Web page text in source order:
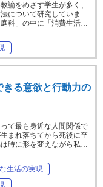
諭をめざす学生が多く、
について研究していま
科」の中に「消費生活…
きる意欲と行動力の
って最も身近な人間関係で
まれ落ちてから死後に至
時に形を変えながら私…
生活の実現